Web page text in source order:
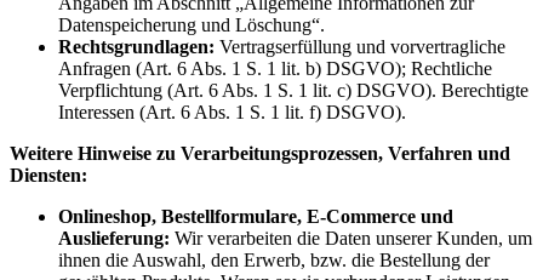
Datenspeicherung und Löschung“.
Rechtsgrundlagen: Vertragserfüllung und vorvertragliche
Anfragen (Art. 6 Abs. 1 S. 1 lit. b) DSGVO); Rechtliche
Verpflichtung (Art. 6 Abs. 1 S. 1 lit. c) DSGVO). Berechtigte
Interessen (Art. 6 Abs. 1 S. 1 lit. f) DSGVO).
Weitere Hinweise zu Verarbeitungsprozessen, Verfahren und
Diensten:
Onlineshop, Bestellformulare, E-Commerce und
Auslieferung: Wir verarbeiten die Daten unserer Kunden, um
ihnen die Auswahl, den Erwerb, bzw. die Bestellung der